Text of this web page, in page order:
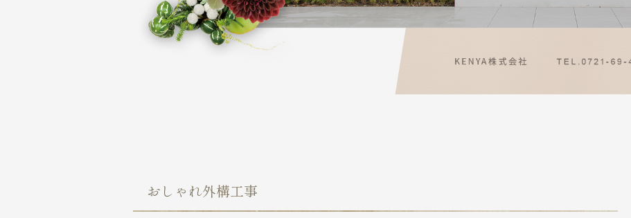
おしゃれ外構工事